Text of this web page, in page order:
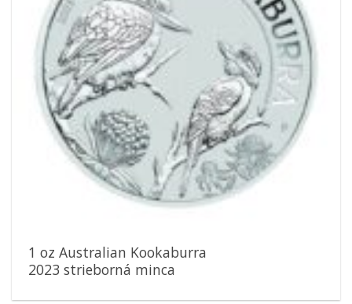
1 oz Australian Kookaburra
2023 strieborná minca